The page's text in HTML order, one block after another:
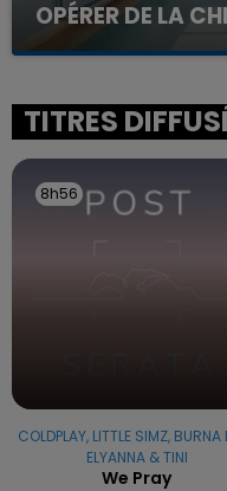
OPÉRER DE LA
La famille a porté
excuses.
TITRES
8h56
8h56
COLDPLAY, LITTLE SIMZ, BURNA
ELYANNA & TINI
We Pray